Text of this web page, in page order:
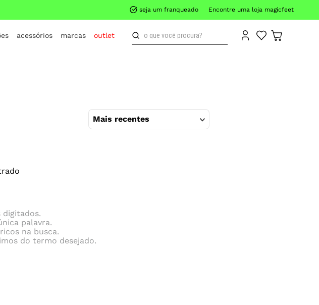
seja um franqueado Encontre uma loja magicfeet
acessórios marcas outlet
o que você procura?
Mais recentes
palavra.
na busca.
do termo desejado.